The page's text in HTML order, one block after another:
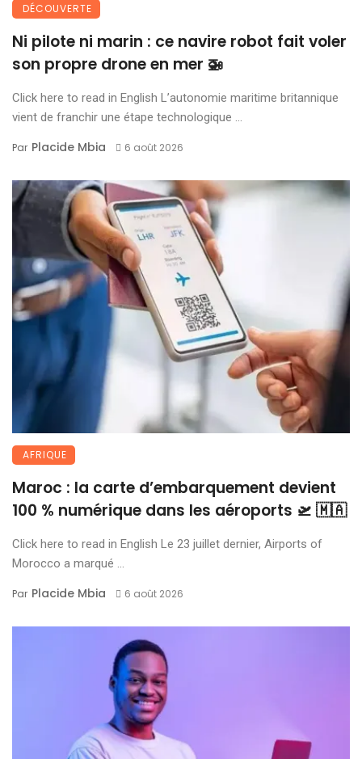
DÉCOUVERTE
Ni pilote ni marin : ce navire robot fait voler
son propre drone en mer 🚁
Click here to read in English L’autonomie maritime britannique
vient de franchir une étape technologique ...
Par Placide Mbia 6 août 2026
AFRIQUE
Maroc : la carte d’embarquement devient
100 % numérique dans les aéroports 🛫 🇲🇦
Click here to read in English Le 23 juillet dernier, Airports of
Morocco a marqué ...
Par Placide Mbia 6 août 2026